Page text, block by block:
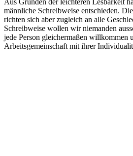
männliche Schreibweise entschieden.
richten sich aber zugleich an alle
Schreibweise wollen wir niemanden
jede Person gleichermaßen willkommen
Arbeitsgemeinschaft mit ihrer